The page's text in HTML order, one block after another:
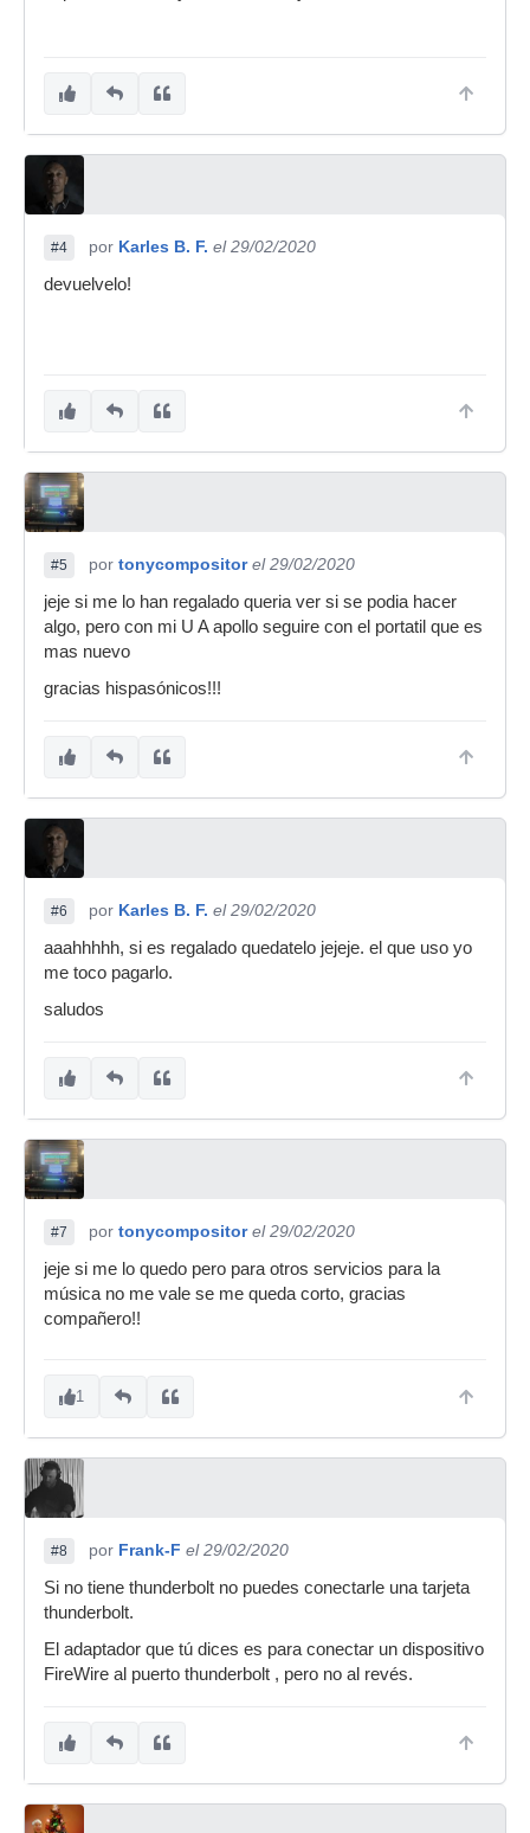
#4 por Karles B. F. el 29/02/2020
devuelvelo!
#5 por tonycompositor el 29/02/2020
jeje si me lo han regalado queria ver si se podia hacer
algo, pero con mi U A apollo seguire con el portatil que es
mas nuevo
gracias hispasónicos!!!
#6 por Karles B. F. el 29/02/2020
aaahhhhh, si es regalado quedatelo jejeje. el que uso yo
me toco pagarlo.
saludos
#7 por tonycompositor el 29/02/2020
jeje si me lo quedo pero para otros servicios para la
música no me vale se me queda corto, gracias
compañero!!
1
#8 por Frank-F el 29/02/2020
Si no tiene thunderbolt no puedes conectarle una tarjeta
thunderbolt.
El adaptador que tú dices es para conectar un dispositivo
FireWire al puerto thunderbolt , pero no al revés.